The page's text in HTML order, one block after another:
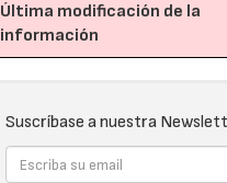
Última modificación de la
información
Suscríbase a nuestra